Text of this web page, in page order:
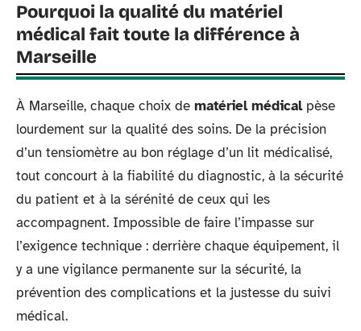
Pourquoi la qualité du matériel
médical fait toute la différence à
Marseille
À Marseille, chaque choix de matériel médicalpèse
lourdement sur la qualité des soins. De la précision
d’un tensiomètre au bon réglage d’un lit médicalisé,
tout concourt à la fiabilité du diagnostic, à la sécurité
du patient et à la sérénité de ceux qui les
accompagnent. Impossible de faire l’impasse sur
l’exigence technique : derrière chaque équipement, il
y a une vigilance permanente sur la sécurité, la
prévention des complications et la justesse du suivi
médical.